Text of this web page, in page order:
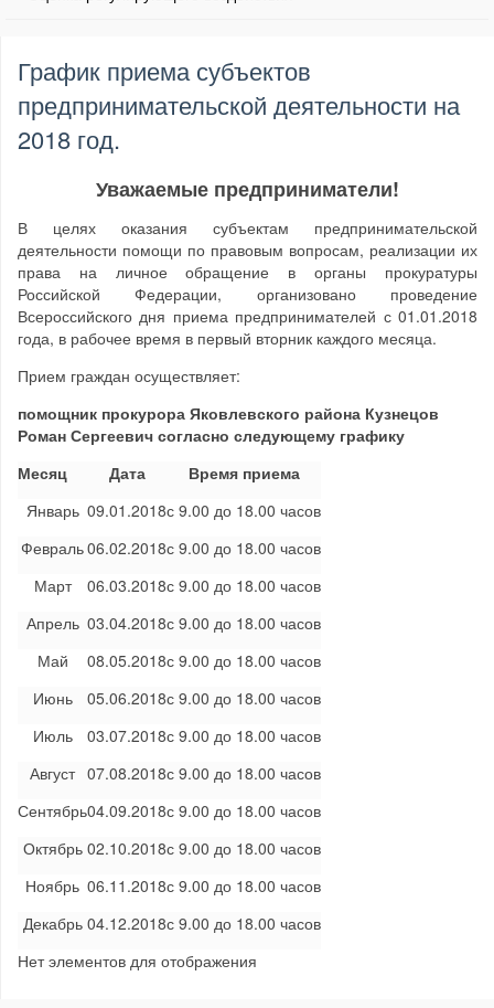
График приема субъектов
предпринимательской деятельности на
2018 год.
Уважаемые предприниматели!
В целях оказания субъектам предпринимательской
деятельности помощи по правовым вопросам, реализации их
права на личное обращение в органы прокуратуры
Российской Федерации, организовано проведение
Всероссийского дня приема предпринимателей с 01.01.2018
года, в рабочее время в первый вторник каждого месяца.
Прием граждан осуществляет:
помощник прокурора Яковлевского района Кузнецов
Роман Сергеевич согласно следующему графику
Месяц
Дата
Время приема
Январь 09.01.2018с 9.00 до 18.00 часов
Февраль06.02.2018с 9.00 до 18.00 часов
Март
06.03.2018с 9.00 до 18.00 часов
Апрель 03.04.2018с 9.00 до 18.00 часов
Май
08.05.2018с 9.00 до 18.00 часов
Июнь
05.06.2018с 9.00 до 18.00 часов
Июль
03.07.2018с 9.00 до 18.00 часов
Август 07.08.2018с 9.00 до 18.00 часов
Сентябрь04.09.2018с 9.00 до 18.00 часов
Октябрь 02.10.2018с 9.00 до 18.00 часов
Ноябрь 06.11.2018с 9.00 до 18.00 часов
Декабрь 04.12.2018с 9.00 до 18.00 часов
Нет элементов для отображения